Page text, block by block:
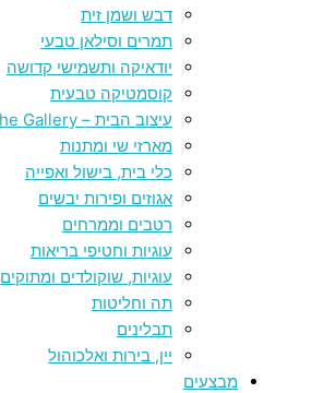
דבש ושמן זית
תמרים וסילאן טבעי
יודאיקה ותשמישי קדושה
קוסמטיקה טבעית
עיצוב הבית – The Gallery
מארזי שי ומתנות
כלי בית, בישול ואפייה
אגוזים ופירות יבשים
רטבים וממרחים
עוגיות וחטיפי בריאות
עוגיות, שוקולדים ומתוקים
תה וחליטות
תבלינים
יין, בירות ואלכוהול
מבצעים